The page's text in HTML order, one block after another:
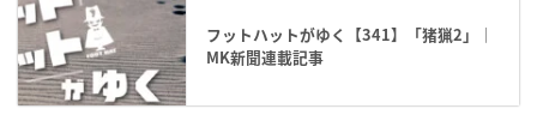
フットハットがゆく【341】「猪猟2」｜
MK新聞連載記事